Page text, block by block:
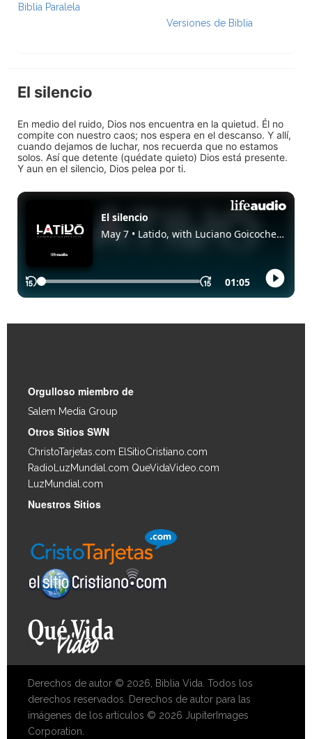
Biblia Paralela
Versiones de Biblia
El silencio
En medio del ruido, Dios nos encuentra en la quietud. Él no
compite con nuestro caos; nos espera en el descanso. Y allí,
cuando dejamos de luchar, nos recuerda que no estamos
solos. Así que detente (quédate quieto) Dios está presente.
Y aun en el silencio, Dios pelea por ti.
Orgulloso miembro de
Salem Media Group
Otros Sitios SWN
ChristoTarjetas.com ElSitioCristiano.com
RadioLuzMundial.com QueVidaVideo.com
LuzMundial.com
Nuestros Sitios
Derechos de autor © 2026, Biblia Vida. Todos los
derechos reservados. Derechos de autor para las
imágenes de los artículos © 2026 JupiterImages
Corporation.